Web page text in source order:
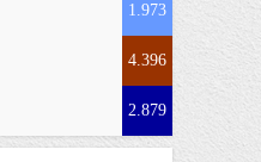
1.973
4.396
2.879